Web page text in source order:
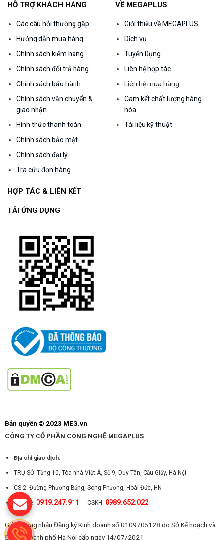
HỖ TRỢ KHÁCH HÀNG
Các câu hỏi thường gặp
Hướng dẫn mua hàng
Chính sách kiểm hàng
Chính sách đổi trả hàng
Chính sách bảo hành
Chính sách vận chuyển &
giao nhận
Hình thức thanh toán
Chính sách bảo mật
Chính sách đại lý
Tra cứu đơn hàng
VỀ MEGAPLUS
Giới thiệu về MEGAPLUS
Dịch vụ
Tuyển Dụng
Liên hệ hợp tác
Liên hệ mua hàng
Cam kết chất lượng hàng
hóa
Tài liệu kỹ thuật
HỢP TÁC & LIÊN KẾT
TẢI ỨNG DỤNG
Bản quyền © 2023 MEG.vn
CÔNG TY CỔ PHẦN CÔNG NGHỆ MEGAPLUS
Địa chỉ giao dịch:
TRỤ SỞ: Tầng 10, Tòa nhà Việt Á, Số 9, Duy Tân, Cầu Giấy, Hà Nội
CS 2: Đường Phương Bảng, Song Phương, Hoài Đức, HN
Hotline: 0919.247.911 CSKH: 0989.652.022
Giấy chứng nhận Đăng ký Kinh doanh số 0109705128 do Sở Kế hoạch và
Đầu tư Thành phố Hà Nội cấp ngày 14/07/2021